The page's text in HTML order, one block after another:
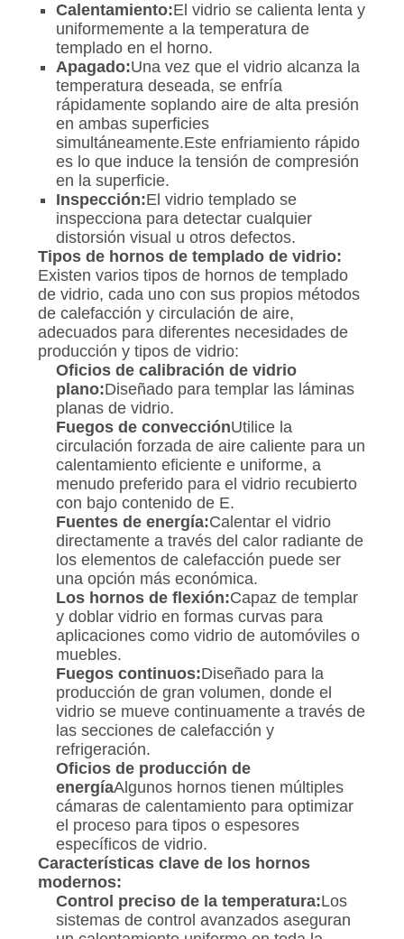
Calentamiento:El vidrio se calienta lenta y
uniformemente a la temperatura de
templado en el horno.
Apagado:Una vez que el vidrio alcanza la
temperatura deseada, se enfría
rápidamente soplando aire de alta presión
en ambas superficies
simultáneamente.Este enfriamiento rápido
es lo que induce la tensión de compresión
en la superficie.
Inspección:El vidrio templado se
inspecciona para detectar cualquier
distorsión visual u otros defectos.
Tipos de hornos de templado de vidrio:
Existen varios tipos de hornos de templado
de vidrio, cada uno con sus propios métodos
de calefacción y circulación de aire,
adecuados para diferentes necesidades de
producción y tipos de vidrio:
Oficios de calibración de vidrio
plano:Diseñado para templar las láminas
planas de vidrio.
Fuegos de convecciónUtilice la
circulación forzada de aire caliente para un
calentamiento eficiente e uniforme, a
menudo preferido para el vidrio recubierto
con bajo contenido de E.
Fuentes de energía:Calentar el vidrio
directamente a través del calor radiante de
los elementos de calefacción puede ser
una opción más económica.
Los hornos de flexión:Capaz de templar
y doblar vidrio en formas curvas para
aplicaciones como vidrio de automóviles o
muebles.
Fuegos continuos:Diseñado para la
producción de gran volumen, donde el
vidrio se mueve continuamente a través de
las secciones de calefacción y
refrigeración.
Oficios de producción de
energíaAlgunos hornos tienen múltiples
cámaras de calentamiento para optimizar
el proceso para tipos o espesores
específicos de vidrio.
Características clave de los hornos
modernos:
Control preciso de la temperatura:Los
sistemas de control avanzados aseguran